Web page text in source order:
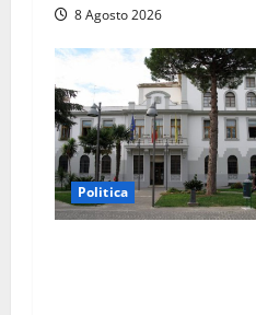
8 Agosto 2026
Politica